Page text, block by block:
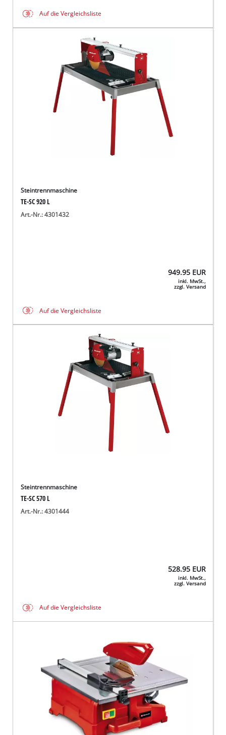
Auf die Vergleichsliste
Steintrennmaschine
TE-SC 920 L
Art.-Nr.: 4301432
949.95 EUR
inkl. MwSt.,
zzgl. Versand
Auf die Vergleichsliste
Steintrennmaschine
TE-SC 570 L
Art.-Nr.: 4301444
528.95 EUR
inkl. MwSt.,
zzgl. Versand
Auf die Vergleichsliste